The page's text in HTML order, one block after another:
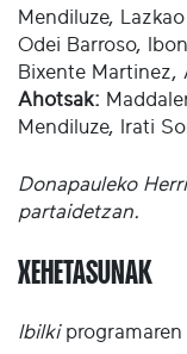
Mendiluze,
Odei Barroso,
Bixente Martinez,
Ahotsak:
Mendiluze, Irati
Donapauleko
partaidetzan.
XEHETASUNAK
Ibilkiprogramaren